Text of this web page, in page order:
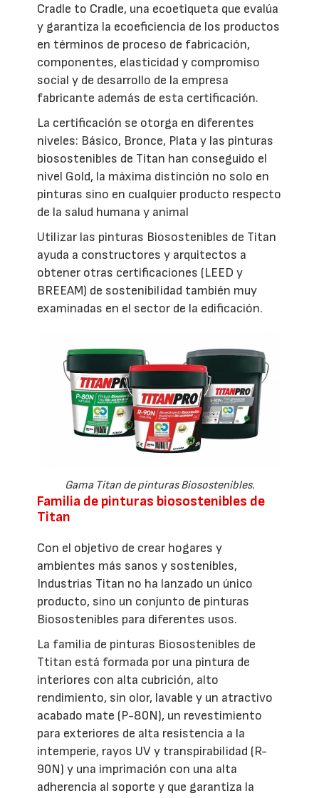
Cradle to Cradle, una ecoetiqueta que evalúa
y garantiza la ecoeficiencia de los productos
en términos de proceso de fabricación,
componentes, elasticidad y compromiso
social y de desarrollo de la empresa
fabricante además de esta certificación.
La certificación se otorga en diferentes
niveles: Básico, Bronce, Plata y las pinturas
biosostenibles de Titan han conseguido el
nivel Gold, la máxima distinción no solo en
pinturas sino en cualquier producto respecto
de la salud humana y animal
Utilizar las pinturas Biosostenibles de Titan
ayuda a constructores y arquitectos a
obtener otras certificaciones (LEED y
BREEAM) de sostenibilidad también muy
examinadas en el sector de la edificación.
Gama Titan de pinturas Biosostenibles.
Familia de pinturas biosostenibles de
Titan
Con el objetivo de crear hogares y
ambientes más sanos y sostenibles,
Industrias Titan no ha lanzado un único
producto, sino un conjunto de pinturas
Biosostenibles para diferentes usos.
La familia de pinturas Biosostenibles de
Ttitan está formada por una pintura de
interiores con alta cubrición, alto
rendimiento, sin olor, lavable y un atractivo
acabado mate (P-80N), un revestimiento
para exteriores de alta resistencia a la
intemperie, rayos UV y transpirabilidad (R-
90N) y una imprimación con una alta
adherencia al soporte y que garantiza la